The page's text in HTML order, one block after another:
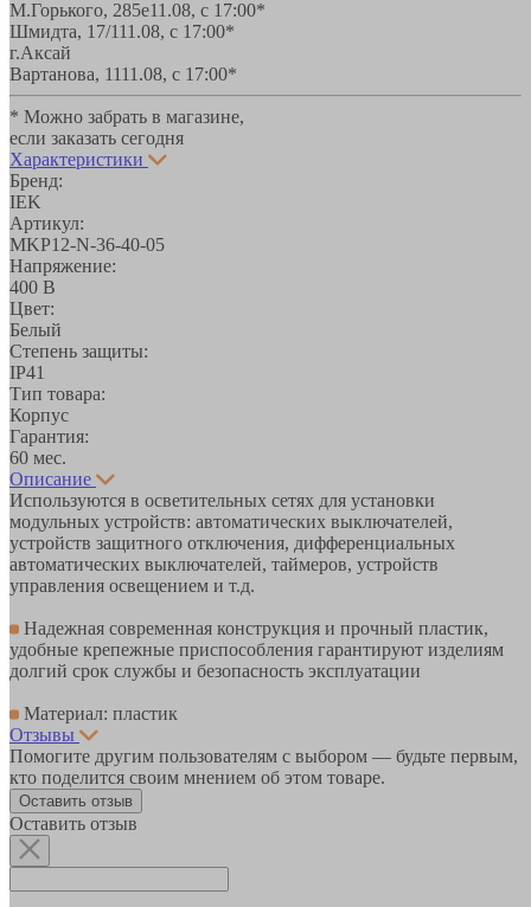
М.Горького, 285е11.08, с 17:00*
Шмидта, 17/111.08, с 17:00*
г.Аксай
Вартанова, 1111.08, с 17:00*
* Можно забрать в магазине,
если заказать сегодня
Характеристики
Бренд:
IEK
Артикул:
MKP12-N-36-40-05
Напряжение:
400 В
Цвет:
Белый
Степень защиты:
IP41
Тип товара:
Корпус
Гарантия:
60 мес.
Описание
Используются в осветительных сетях для установки
модульных устройств: автоматических выключателей,
устройств защитного отключения, дифференциальных
автоматических выключателей, таймеров, устройств
управления освещением и т.д.
Надежная современная конструкция и прочный пластик,
удобные крепежные приспособления гарантируют изделиям
долгий срок службы и безопасность эксплуатации
Материал: пластик
Отзывы
Помогите другим пользователям с выбором — будьте первым,
кто поделится своим мнением об этом товаре.
Оставить отзыв
Оставить отзыв